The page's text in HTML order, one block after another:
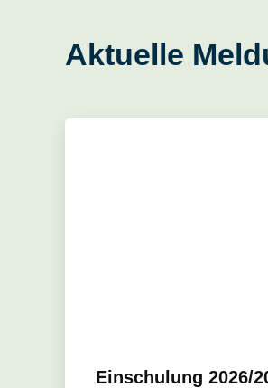
Aktuelle
Einschulung 2026/